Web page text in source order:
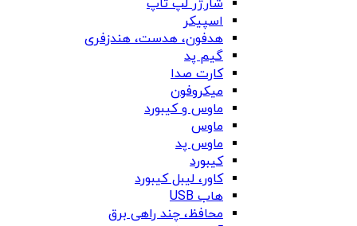
شارژر لپ تاپ
اسپیکر
هدفون، هدست، هندزفری
گیم پد
کارت صدا
میکروفون
ماوس و کیبورد
ماوس
ماوس پد
کیبورد
کاور، لیبل کیبورد
هاب USB
محافظ، چند راهی برق